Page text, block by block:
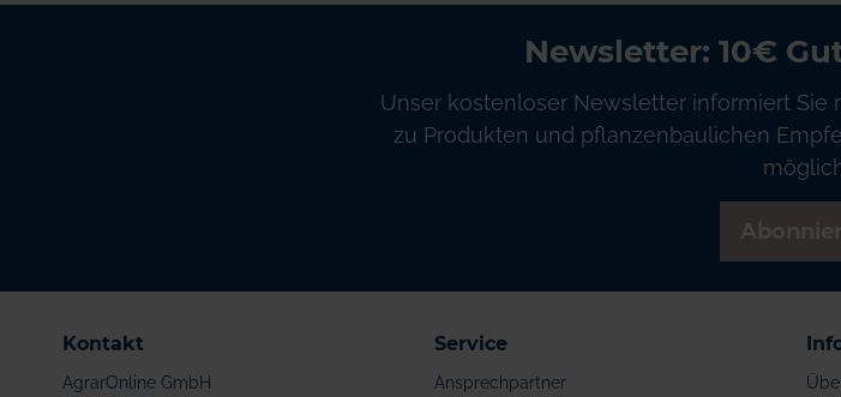
Newsletter: 10€
Unser kostenloser Newsletter informiert Sie
zu Produkten und pflanzenbaulichen
Kontakt
AgrarOnline GmbH
Service
Ansprechpartner